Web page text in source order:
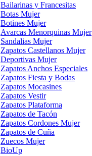
Bailarinas y Francesitas
Botas Mujer
Botines Mujer
Avarcas Menorquinas Mujer
Sandalias Mujer
Zapatos Castellanos Mujer
Deportivas Mujer
Zapatos Anchos Especiales
Zapatos Fiesta y Bodas
Zapatos Mocasines
Zapatos Vestir
Zapatos Plataforma
Zapatos de Tacón
Zapatos Cordones Mujer
Zapatos de Cuña
Zuecos Mujer
BioUp